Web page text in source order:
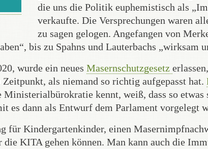
die uns die Politik euphemistisch als
verkaufte. Die Versprechungen waren
zu sagen gelogen. Angefangen von
bis zu Spahns und Lauterbachs „wirksam
wurde ein neues Masernschutzgesetz
als niemand so richtig aufgepasst hat.
kennt, weiß, dass so etwas
es dann als Entwurf dem Parlament vorgelegt
für Kindergartenkinder, einen
KITA gehen können. Man kann auch die